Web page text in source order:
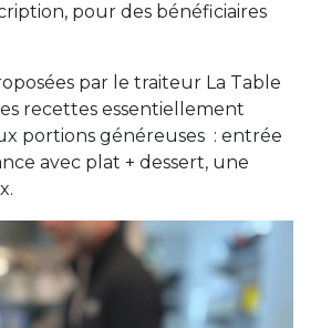
pour des bénéficiaires
par le traiteur La Table
recettes essentiellement
portions généreuses : entrée
avec plat + dessert, une